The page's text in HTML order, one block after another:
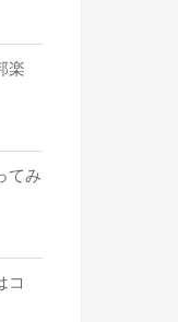
楽
てみ
コ